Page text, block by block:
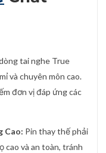
tai nghe True
và chuyên môn cao.
đơn vị đáp ứng các
Cao: Pin thay thế phải
cao và an toàn, tránh